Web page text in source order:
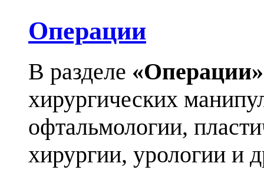
Операции
В разделе «Операции»
хирургических
офтальмологии,
хирургии, урологии и